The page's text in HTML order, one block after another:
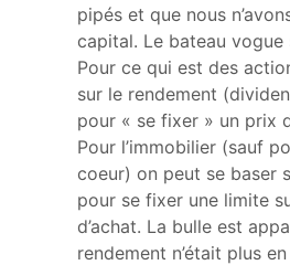
pipés et que nous
capital. Le bateau
Pour ce qui est des
sur le rendement
pour « se fixer » un prix
Pour l’immobilier (sauf
coeur) on peut se baser
pour se fixer une limite
d’achat. La bulle est
rendement n’était plus